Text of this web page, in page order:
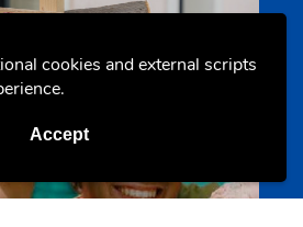
cookies and external scripts
Accept